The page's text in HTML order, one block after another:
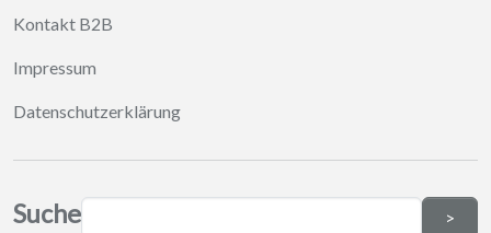
Kontakt B2B
Impressum
Datenschutzerklärung
Suche